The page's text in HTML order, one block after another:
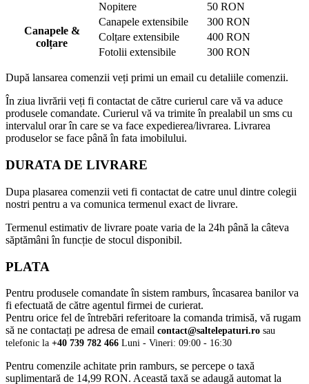
Nopitere
50 RON
Canapele &
colțare
Canapele extensibile
300 RON
Colțare extensibile
400 RON
Fotolii extensibile
300 RON
După lansarea comenzii veți primi un email cu detaliile comenzii.
În ziua livrării veți fi contactat de către curierul care vă va aduce
produsele comandate. Curierul vă va trimite în prealabil un sms cu
intervalul orar în care se va face expedierea/livrarea. Livrarea
produselor se face până în fata imobilului.
DURATA DE LIVRARE
Dupa plasarea comenzii veti fi contactat de catre unul dintre colegii
nostri pentru a va comunica termenul exact de livrare.
Termenul estimativ de livrare poate varia de la 24h până la câteva
săptămâni în funcție de stocul disponibil.
PLATA
Pentru produsele comandate în sistem ramburs, încasarea banilor va
fi efectuată de către agentul firmei de curierat.
Pentru orice fel de întrebări referitoare la comanda trimisă, vă rugam
să ne contactați pe adresa de email contact@saltelepaturi.ro sau
telefonic la +40 739 782 466 Luni - Vineri: 09:00 - 16:30
Pentru comenzile achitate prin ramburs, se percepe o taxă
suplimentară de 14,99 RON. Această taxă se adaugă automat la